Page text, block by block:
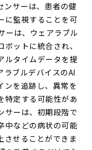
ンサーは、患者の健
に監視することを可
ーは、ウェアラブル
ットに統合され、
ルタイムデータを提
ラブルデバイスのAI
ンを追跡し、異常を
特定する可能性があ
サーは、初期段階で
中などの病状の可能
させることができま